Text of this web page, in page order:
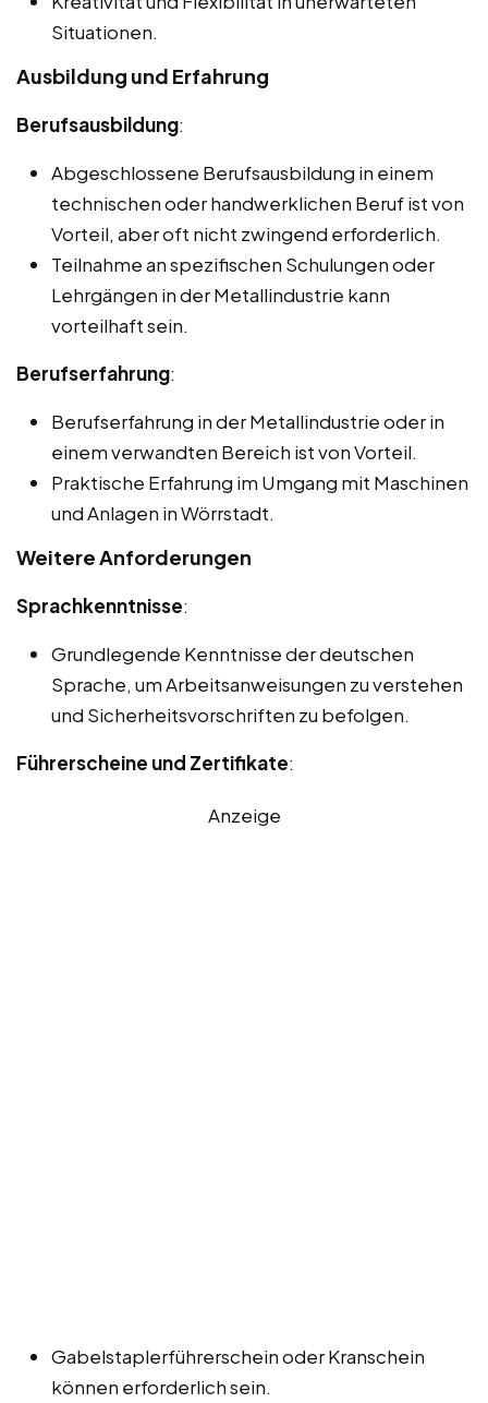
Situationen.
Ausbildung und Erfahrung
Berufsausbildung:
Abgeschlossene Berufsausbildung in einem
technischen oder handwerklichen Beruf ist von
Vorteil, aber oft nicht zwingend erforderlich.
Teilnahme an spezifischen Schulungen oder
Lehrgängen in der Metallindustrie kann
vorteilhaft sein.
Berufserfahrung:
Berufserfahrung in der Metallindustrie oder in
einem verwandten Bereich ist von Vorteil.
Praktische Erfahrung im Umgang mit Maschinen
und Anlagen in Wörrstadt.
Weitere Anforderungen
Sprachkenntnisse:
Grundlegende Kenntnisse der deutschen
Sprache, um Arbeitsanweisungen zu verstehen
und Sicherheitsvorschriften zu befolgen.
Führerscheine und Zertifikate:
Anzeige
Gabelstaplerführerschein oder Kranschein
können erforderlich sein.